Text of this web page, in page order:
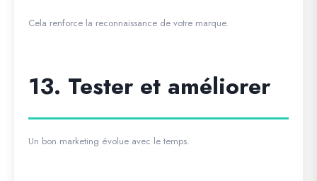
Cela renforce la reconnaissance de votre marque.
13. Tester et améliorer
Un bon marketing évolue avec le temps.